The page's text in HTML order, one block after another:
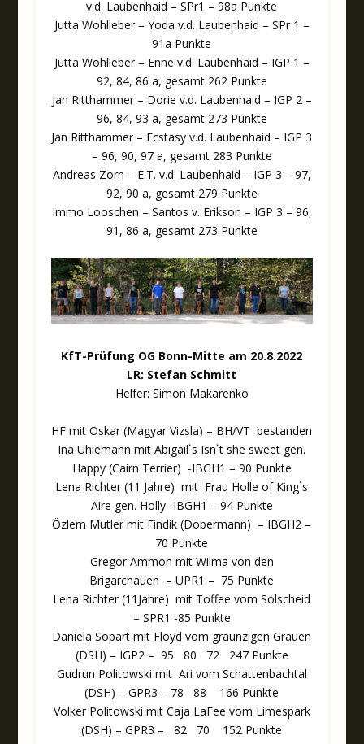
v.d. Laubenhaid – SPr1 – 98a Punkte
Jutta Wohlleber – Yoda v.d. Laubenhaid – SPr 1 –
91a Punkte
Jutta Wohlleber – Enne v.d. Laubenhaid – IGP 1 –
92, 84, 86 a, gesamt 262 Punkte
Jan Ritthammer – Dorie v.d. Laubenhaid – IGP 2 –
96, 84, 93 a, gesamt 273 Punkte
Jan Ritthammer – Ecstasy v.d. Laubenhaid – IGP 3
– 96, 90, 97 a, gesamt 283 Punkte
Andreas Zorn – E.T. v.d. Laubenhaid – IGP 3 – 97,
92, 90 a, gesamt 279 Punkte
Immo Looschen – Santos v. Erikson – IGP 3 – 96,
91, 86 a, gesamt 273 Punkte
KfT-Prüfung OG Bonn-Mitte am 20.8.2022
LR: Stefan Schmitt
Helfer: Simon Makarenko
HF mit Oskar (Magyar Vizsla) – BH/VT bestanden
Ina Uhlemann mit Abigail`s Isn`t she sweet gen.
Happy (Cairn Terrier) -IBGH1 – 90 Punkte
Lena Richter (11 Jahre) mit Frau Holle of King`s
Aire gen. Holly -IBGH1 – 94 Punkte
Özlem Mutler mit Findik (Dobermann) – IBGH2 –
70 Punkte
Gregor Ammon mit Wilma von den
Brigarchauen – UPR1 – 75 Punkte
Lena Richter (11Jahre) mit Toffee vom Solscheid
– SPR1 -85 Punkte
Daniela Sopart mit Floyd vom graunzigen Grauen
(DSH) – IGP2 – 95 80 72 247 Punkte
Gudrun Politowski mit Ari vom Schattenbachtal
(DSH) – GPR3 – 78 88 166 Punkte
Volker Politowski mit Caja LaFee vom Limespark
(DSH) – GPR3 – 82 70 152 Punkte